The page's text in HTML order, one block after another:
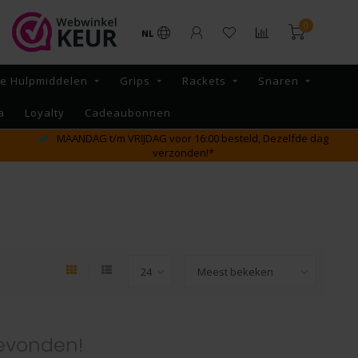
NL
0
Hulpmiddelen Grips Rackets Snaren
Loyalty
Cadeaubonnen
MAANDAG t/m VRIJDAG voor 16:00 besteld, Dezelfde dag
verzonden!*